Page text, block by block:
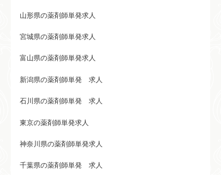
山形県の薬剤師単発求人
宮城県の薬剤師単発求人
富山県の薬剤師単発求人
新潟県の薬剤師単発 求人
石川県の薬剤師単発 求人
東京の薬剤師単発求人
神奈川県の薬剤師単発求人
千葉県の薬剤師単発 求人